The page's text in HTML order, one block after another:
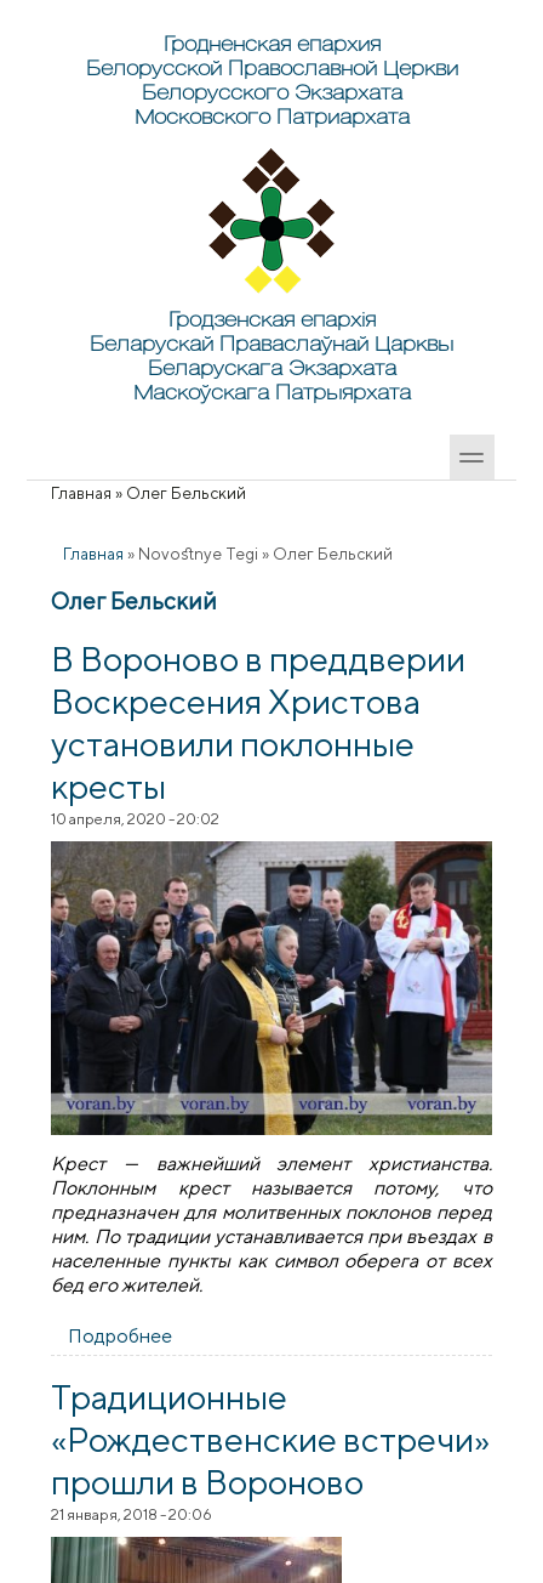
Гродненская епархия
Белорусской Православной Церкви
Белорусского Экзархата
Московского Патриархата
Гродзенская епархія
Беларускай Праваслаўнай Царквы
Беларускага Экзархата
Маскоўскага Патрыярхата
Главная » Олег Бельский
Главная » Novostnye Tegi » Олег Бельский
Олег Бельский
В Вороново в преддверии
Воскресения Христова
установили поклонные
кресты
10 апреля, 2020 - 20:02
Крест — важнейший элемент христианства.
Поклонным крест называется потому, что
предназначен для молитвенных поклонов перед
ним. По традиции устанавливается при въездах в
населенные пункты как символ оберега от всех
бед его жителей.
Подробнее
Воскресения Христова установили
Традиционные
«Рождественские встречи»
прошли в Вороново
21 января, 2018 - 20:06